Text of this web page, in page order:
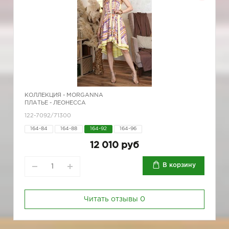
КОЛЛЕКЦИЯ - MORGANNA
ПЛАТЬЕ - ЛЕОНЕССА
122-7092/71300
164-84 164-88 164-92 164-96
12 010 руб
В корзину
Читать отзывы 0